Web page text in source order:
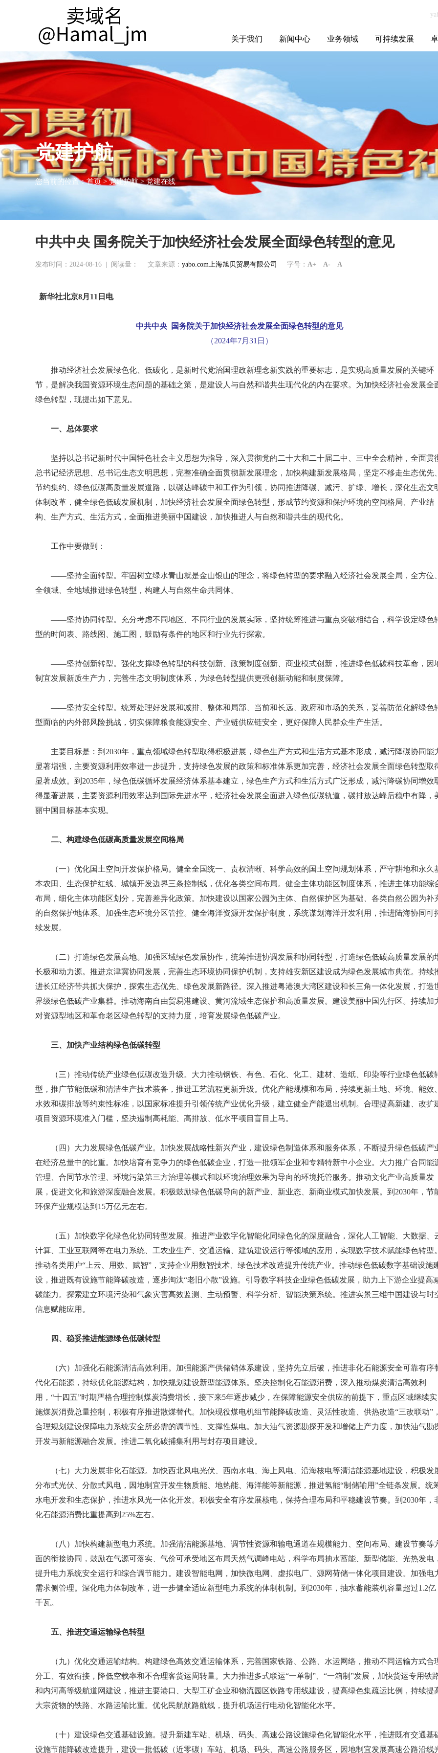
关于我们 新闻中心
贝贸易有限公司
新闻
业务领域 可持续发展
党建护航
您当前的位置：首页>党建护航>党建在线
中共中央 国务院关于加快经济社会发展全面绿色转型的意见
发布时间：2024-08-16 阅读量： 文章来源： yabo.com上海旭贝贸易有限公司 字号： A+ A- A
新华社北京8月11日电
中共中央 国务院关于加快经济社会发展全面绿色转型的意见
（2024年7月31日）
推动经济社会发展绿色化、低碳化，是新时代党治国理政新理念新实践的重要标志，是实现高质量发展的关键环
节，是解决我国资源环境生态问题的基础之策，是建设人与自然和谐共生现代化的内在要求。为加快经济社会发展全
绿色转型，现提出如下意见。
一、总体要求
坚持以总书记新时代中国特色社会主义思想为指导，深入贯彻党的二十大和二十届二中、三中全会精神，全面贯
总书记经济思想、总书记生态文明思想，完整准确全面贯彻新发展理念，加快构建新发展格局，坚定不移走生态优先、
节约集约、绿色低碳高质量发展道路，以碳达峰碳中和工作为引领，协同推进降碳、减污、扩绿、增长，深化生态文
体制改革，健全绿色低碳发展机制，加快经济社会发展全面绿色转型，形成节约资源和保护环境的空间格局、产业结
构、生产方式、生活方式，全面推进美丽中国建设，加快推进人与自然和谐共生的现代化。
工作中要做到：
——坚持全面转型。牢固树立绿水青山就是金山银山的理念，将绿色转型的要求融入经济社会发展全局，全方位、
全领域、全地域推进绿色转型，构建人与自然生命共同体。
——坚持协同转型。充分考虑不同地区、不同行业的发展实际，坚持统筹推进与重点突破相结合，科学设定绿色
型的时间表、路线图、施工图，鼓励有条件的地区和行业先行探索。
——坚持创新转型。强化支撑绿色转型的科技创新、政策制度创新、商业模式创新，推进绿色低碳科技革命，因
制宜发展新质生产力，完善生态文明制度体系，为绿色转型提供更强创新动能和制度保障。
——坚持安全转型。统筹处理好发展和减排、整体和局部、当前和长远、政府和市场的关系，妥善防范化解绿色
型面临的内外部风险挑战，切实保障粮食能源安全、产业链供应链安全，更好保障人民群众生产生活。
主要目标是：到2030年，重点领域绿色转型取得积极进展，绿色生产方式和生活方式基本形成，减污降碳协同能
显著增强，主要资源利用效率进一步提升，支持绿色发展的政策和标准体系更加完善，经济社会发展全面绿色转型取
显著成效。到2035年，绿色低碳循环发展经济体系基本建立，绿色生产方式和生活方式广泛形成，减污降碳协同增效
得显著进展，主要资源利用效率达到国际先进水平，经济社会发展全面进入绿色低碳轨道，碳排放达峰后稳中有降，
丽中国目标基本实现。
二、构建绿色低碳高质量发展空间格局
（一）优化国土空间开发保护格局。健全全国统一、责权清晰、科学高效的国土空间规划体系，严守耕地和永久
本农田、生态保护红线、城镇开发边界三条控制线，优化各类空间布局。健全主体功能区制度体系，推进主体功能综
布局，细化主体功能区划分，完善差异化政策。加快建设以国家公园为主体、自然保护区为基础、各类自然公园为补
的自然保护地体系。加强生态环境分区管控。健全海洋资源开发保护制度，系统谋划海洋开发利用，推进陆海协同可
续发展。
（二）打造绿色发展高地。加强区域绿色发展协作，统筹推进协调发展和协同转型，打造绿色低碳高质量发展的
长极和动力源。推进京津冀协同发展，完善生态环境协同保护机制，支持雄安新区建设成为绿色发展城市典范。持续
进长江经济带共抓大保护，探索生态优先、绿色发展新路径。深入推进粤港澳大湾区建设和长三角一体化发展，打造
界级绿色低碳产业集群。推动海南自由贸易港建设、黄河流域生态保护和高质量发展。建设美丽中国先行区。持续加
对资源型地区和革命老区绿色转型的支持力度，培育发展绿色低碳产业。
三、加快产业结构绿色低碳转型
（三）推动传统产业绿色低碳改造升级。大力推动钢铁、有色、石化、化工、建材、造纸、印染等行业绿色低碳
型，推广节能低碳和清洁生产技术装备，推进工艺流程更新升级。优化产能规模和布局，持续更新土地、环境、能效、
水效和碳排放等约束性标准，以国家标准提升引领传统产业优化升级，建立健全产能退出机制。合理提高新建、改扩
项目资源环境准入门槛，坚决遏制高耗能、高排放、低水平项目盲目上马。
（四）大力发展绿色低碳产业。加快发展战略性新兴产业，建设绿色制造体系和服务体系，不断提升绿色低碳产
在经济总量中的比重。加快培育有竞争力的绿色低碳企业，打造一批领军企业和专精特新中小企业。大力推广合同能
管理、合同节水管理、环境污染第三方治理等模式和以环境治理效果为导向的环境托管服务。推动文化产业高质量发
展，促进文化和旅游深度融合发展。积极鼓励绿色低碳导向的新产业、新业态、新商业模式加快发展。到2030年，节
环保产业规模达到15万亿元左右。
（五）加快数字化绿色化协同转型发展。推进产业数字化智能化同绿色化的深度融合，深化人工智能、大数据、
计算、工业互联网等在电力系统、工农业生产、交通运输、建筑建设运行等领域的应用，实现数字技术赋能绿色转型。
推动各类用户“上云、用数、赋智”，支持企业用数智技术、绿色技术改造提升传统产业。推动绿色低碳数字基础设施
设，推进既有设施节能降碳改造，逐步淘汰“老旧小散”设施。引导数字科技企业绿色低碳发展，助力上下游企业提高
碳能力。探索建立环境污染和气象灾害高效监测、主动预警、科学分析、智能决策系统。推进实景三维中国建设与时
信息赋能应用。
四、稳妥推进能源绿色低碳转型
（六）加强化石能源清洁高效利用。加强能源产供储销体系建设，坚持先立后破，推进非化石能源安全可靠有序
代化石能源，持续优化能源结构，加快规划建设新型能源体系。坚决控制化石能源消费，深入推动煤炭清洁高效利
用，“十四五”时期严格合理控制煤炭消费增长，接下来5年逐步减少，在保障能源安全供应的前提下，重点区域继续实
施煤炭消费总量控制，积极有序推进散煤替代。加快现役煤电机组节能降碳改造、灵活性改造、供热改造“三改联动”，
合理规划建设保障电力系统安全所必需的调节性、支撑性煤电。加大油气资源勘探开发和增储上产力度，加快油气勘
开发与新能源融合发展。推进二氧化碳捕集利用与封存项目建设。
（七）大力发展非化石能源。加快西北风电光伏、西南水电、海上风电、沿海核电等清洁能源基地建设，积极发
分布式光伏、分散式风电，因地制宜开发生物质能、地热能、海洋能等新能源，推进氢能“制储输用”全链条发展。统
水电开发和生态保护，推进水风光一体化开发。积极安全有序发展核电，保持合理布局和平稳建设节奏。到2030年，
化石能源消费比重提高到25%左右。
（八）加快构建新型电力系统。加强清洁能源基地、调节性资源和输电通道在规模能力、空间布局、建设节奏等
面的衔接协同，鼓励在气源可落实、气价可承受地区布局天然气调峰电站，科学布局抽水蓄能、新型储能、光热发电，
提升电力系统安全运行和综合调节能力。建设智能电网，加快微电网、虚拟电厂、源网荷储一体化项目建设。加强电
需求侧管理。深化电力体制改革，进一步健全适应新型电力系统的体制机制。到2030年，抽水蓄能装机容量超过1.2亿
千瓦。
五、推进交通运输绿色转型
（九）优化交通运输结构。构建绿色高效交通运输体系，完善国家铁路、公路、水运网络，推动不同运输方式合
分工、有效衔接，降低空载率和不合理客货运周转量。大力推进多式联运“一单制”、“一箱制”发展，加快货运专用铁
和内河高等级航道网建设，推进主要港口、大型工矿企业和物流园区铁路专用线建设，提高绿色集疏运比例，持续提
大宗货物的铁路、水路运输比重。优化民航航路航线，提升机场运行电动化智能化水平。
（十）建设绿色交通基础设施。提升新建车站、机场、码头、高速公路设施绿色化智能化水平，推进既有交通基
设施节能降碳改造提升，建设一批低碳（近零碳）车站、机场、码头、高速公路服务区，因地制宜发展高速公路沿线